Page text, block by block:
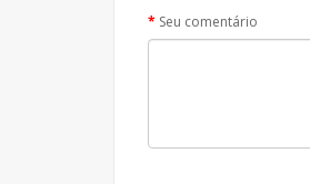
Seu comentário